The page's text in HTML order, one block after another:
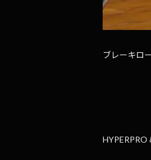
ブレーキロ